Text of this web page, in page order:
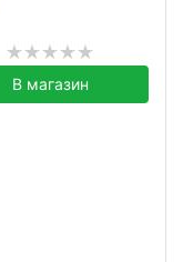
В магазин